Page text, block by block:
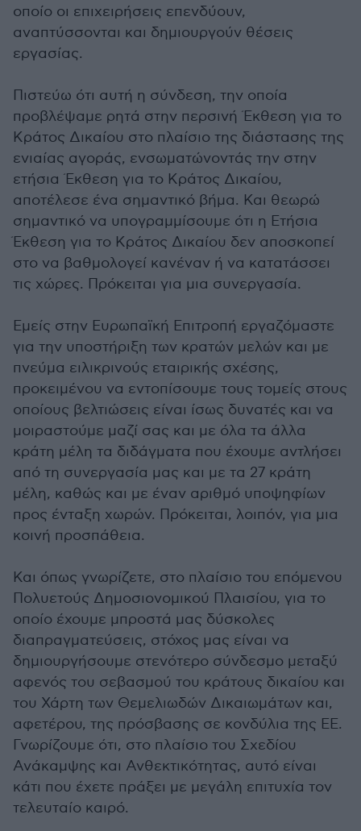
οποίο οι επιχειρήσεις επενδύουν,
αναπτύσσονται και δημιουργούν θέσεις
εργασίας.
Πιστεύω ότι αυτή η σύνδεση, την οποία
προβλέψαμε ρητά στην περσινή Έκθεση για το
Κράτος Δικαίου στο πλαίσιο της διάστασης της
ενιαίας αγοράς, ενσωματώνοντάς την στην
ετήσια Έκθεση για το Κράτος Δικαίου,
αποτέλεσε ένα σημαντικό βήμα. Και θεωρώ
σημαντικό να υπογραμμίσουμε ότι η Ετήσια
Έκθεση για το Κράτος Δικαίου δεν αποσκοπεί
στο να βαθμολογεί κανέναν ή να κατατάσσει
τις χώρες. Πρόκειται για μια συνεργασία.
Εμείς στην Ευρωπαϊκή Επιτροπή εργαζόμαστε
για την υποστήριξη των κρατών μελών και με
πνεύμα ειλικρινούς εταιρικής σχέσης,
προκειμένου να εντοπίσουμε τους τομείς στους
οποίους βελτιώσεις είναι ίσως δυνατές και να
μοιραστούμε μαζί σας και με όλα τα άλλα
κράτη μέλη τα διδάγματα που έχουμε αντλήσει
από τη συνεργασία μας και με τα 27 κράτη
μέλη, καθώς και με έναν αριθμό υποψηφίων
προς ένταξη χωρών. Πρόκειται, λοιπόν, για μια
κοινή προσπάθεια.
Και όπως γνωρίζετε, στο πλαίσιο του επόμενου
Πολυετούς Δημοσιονομικού Πλαισίου, για το
οποίο έχουμε μπροστά μας δύσκολες
διαπραγματεύσεις, στόχος μας είναι να
δημιουργήσουμε στενότερο σύνδεσμο μεταξύ
αφενός του σεβασμού του κράτους δικαίου και
του Χάρτη των Θεμελιωδών Δικαιωμάτων και,
αφετέρου, της πρόσβασης σε κονδύλια της ΕΕ.
Γνωρίζουμε ότι, στο πλαίσιο του Σχεδίου
Ανάκαμψης και Ανθεκτικότητας, αυτό είναι
κάτι που έχετε πράξει με μεγάλη επιτυχία τον
τελευταίο καιρό.